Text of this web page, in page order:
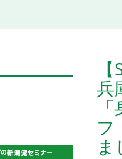
兵
フ
ま